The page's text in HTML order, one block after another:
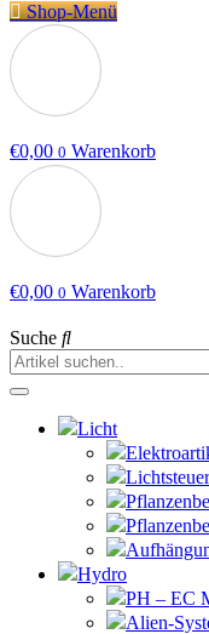
Shop-Menü
€0,00 0 Warenkorb
€0,00 0 Warenkorb
Suche
Licht
Hydro
PH – EC
Alien-